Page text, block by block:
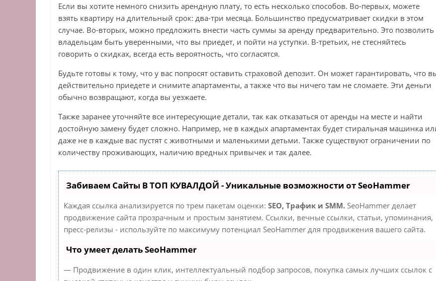
Если вы хотите немного снизить арендную плату, то есть несколько способов. Во-первых, можете
взять квартиру на длительный срок: два-три месяца. Большинство предусматривает скидки в этом
случае. Во-вторых, можно предложить внести часть суммы за аренду предварительно. Это позволить
владельцам быть уверенными, что вы приедет, и пойти на уступки. В-третьих, не стесняйтесь
говорить о скидках, всегда есть вероятность, что согласятся.
Будьте готовы к тому, что у вас попросят оставить страховой депозит. Он может гарантировать, что
действительно приедете и снимите апартаменты, а также что вы ничего там не сломаете. Эти деньги
обычно возвращают, когда вы уезжаете.
Также заранее уточняйте все интересующие детали, так как отказаться от аренды на месте и найти
достойную замену будет сложно. Например, не в каждых апартаментах будет стиральная машинка
даже не в каждые вас пустят с животными и маленькими детьми. Также существуют ограничении по
количеству проживающих, наличию вредных привычек и так далее.
Забиваем Сайты В ТОП КУВАЛДОЙ - Уникальные возможности от SeoHammer
Каждая ссылка анализируется по трем пакетам оценки: SEO, Трафик и SMM. SeoHammer делает
продвижение сайта прозрачным и простым занятием. Ссылки, вечные ссылки, статьи, упоминания,
пресс-релизы - используйте по максимуму потенциал SeoHammer для продвижения вашего сайта.
Что умеет делать SeoHammer
— Продвижение в один клик, интеллектуальный подбор запросов, покупка самых лучших ссылок с